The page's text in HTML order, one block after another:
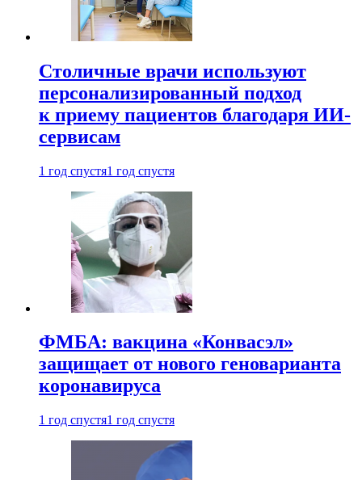
Столичные врачи используют
персонализированный подход
к приему пациентов благодаря ИИ-
сервисам
1 год спустя1 год спустя
ФМБА: вакцина «Конвасэл»
защищает от нового геноварианта
коронавируса
1 год спустя1 год спустя